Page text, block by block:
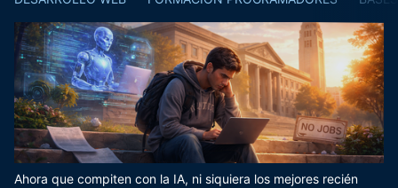
Ahora que compiten con la IA, ni siquiera los mejores recién